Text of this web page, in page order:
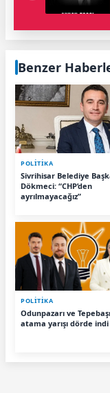
Benzer
POLİTİKA
Sivrihisar Belediye
Dökmeci: “CHP’den
ayrılmayacağız”
POLİTİKA
Odunpazarı ve
atama yarışı dörde indi